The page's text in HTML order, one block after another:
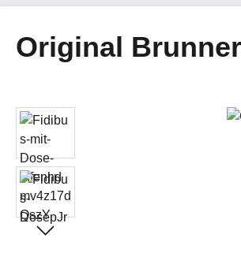
Original
Bildergalerie überspringen